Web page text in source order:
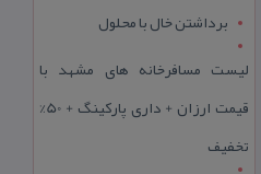
برداشتن خال با محلول
لیست مسافرخانه های مشهد با
قیمت ارزان + داری پارکینگ + 50%
تخفیف